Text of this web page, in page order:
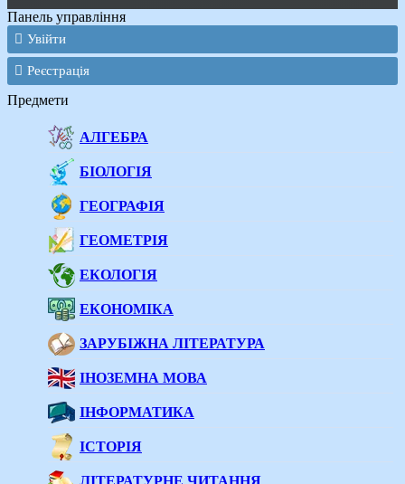
Панель управління
Увійти
Реєстрація
Предмети
АЛГЕБРА
БІОЛОГІЯ
ГЕОГРАФІЯ
ГЕОМЕТРІЯ
ЕКОЛОГІЯ
ЕКОНОМІКА
ЗАРУБІЖНА ЛІТЕРАТУРА
ІНОЗЕМНА МОВА
ІНФОРМАТИКА
ІСТОРІЯ
ЛІТЕРАТУРНЕ ЧИТАННЯ